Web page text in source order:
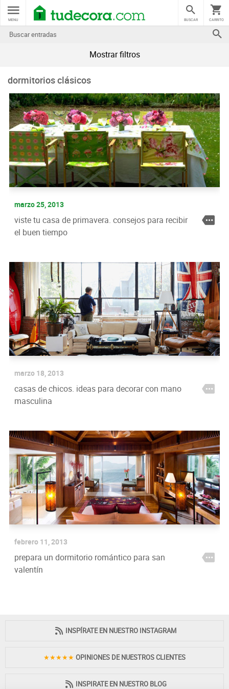
MENU CARRITO
BUSCAR
Mostrar filtros
dormitorios clásicos
marzo 25, 2013
viste tu casa de primavera. consejos para recibir
el buen tiempo
marzo 18, 2013
casas de chicos. ideas para decorar con mano
masculina
febrero 11, 2013
prepara un dormitorio romántico para san
valentín
INSPÍRATE EN NUESTRO INSTAGRAM
★★★★★ OPINIONES DE NUESTROS CLIENTES
INSPIRATE EN NUESTRO BLOG